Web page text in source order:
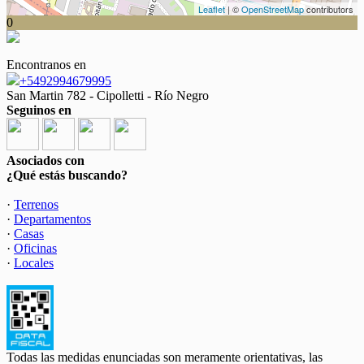
Leaflet | ©OpenStreetMapcontributors
0
Encontranos en
+5492994679995
San Martin 782 - Cipolletti - Río Negro
Seguinos en
Asociados con
¿Qué estás buscando?
· Terrenos
· Departamentos
· Casas
· Oficinas
· Locales
Todas las medidas enunciadas son meramente orientativas, las